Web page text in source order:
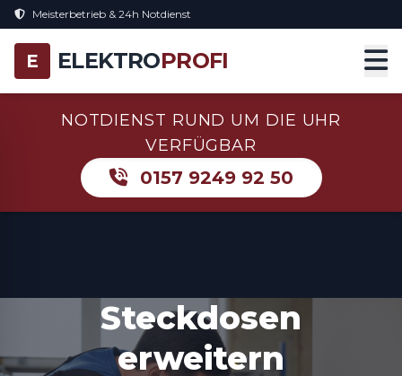
Meisterbetrieb & 24h Notdienst
E ELEKTROPROFI
NOTDIENST RUND UM DIE UHR
VERFÜGBAR
0157 9249 92 50
Steckdosen
erweitern